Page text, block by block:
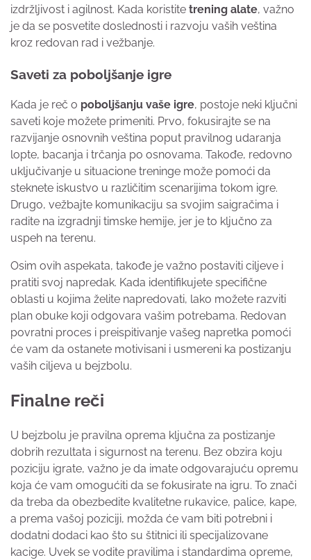
izdržljivost i agilnost. Kada koristite trening alate, važno
je da se posvetite doslednosti i razvoju vaših veština
kroz redovan rad i vežbanje.
Saveti za poboljšanje igre
Kada je reč o poboljšanju vaše igre, postoje neki ključni
saveti koje možete primeniti. Prvo, fokusirajte se na
razvijanje osnovnih veština poput pravilnog udaranja
lopte, bacanja i trčanja po osnovama. Takođe, redovno
uključivanje u situacione treninge može pomoći da
steknete iskustvo u različitim scenarijima tokom igre.
Drugo, vežbajte komunikaciju sa svojim saigračima i
radite na izgradnji timske hemije, jer je to ključno za
uspeh na terenu.
Osim ovih aspekata, takođe je važno postaviti ciljeve i
pratiti svoj napredak. Kada identifikujete specifične
oblasti u kojima želite napredovati, lako možete razviti
plan obuke koji odgovara vašim potrebama. Redovan
povratni proces i preispitivanje vašeg napretka pomoći
će vam da ostanete motivisani i usmereni ka postizanju
vaših ciljeva u bejzbolu.
Finalne reči
U bejzbolu je pravilna oprema ključna za postizanje
dobrih rezultata i sigurnost na terenu. Bez obzira koju
poziciju igrate, važno je da imate odgovarajuću opremu
koja će vam omogućiti da se fokusirate na igru. To znači
da treba da obezbedite kvalitetne rukavice, palice, kape,
a prema vašoj poziciji, možda će vam biti potrebni i
dodatni dodaci kao što su štitnici ili specijalizovane
kacige. Uvek se vodite pravilima i standardima opreme,